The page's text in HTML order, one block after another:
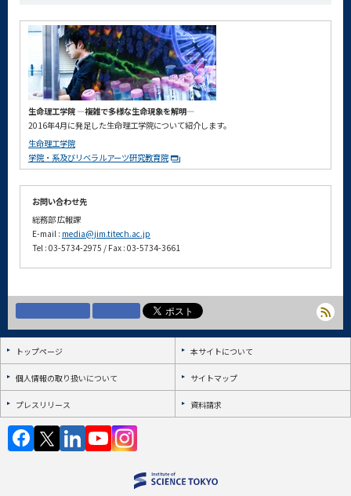
生命理工学院 ―複雑で多様な生命現象を解明―
2016年4月に発足した生命理工学院について紹介します。
生命理工学院
学院・系及びリベラルアーツ研究教育院
お問い合わせ先
総務部 広報課
E-mail : media@jim.titech.ac.jp
Tel : 03-5734-2975 / Fax : 03-5734-3661
トップページ 本サイトについて
個人情報の取り扱いについて サイトマップ
プレスリリース 資料請求